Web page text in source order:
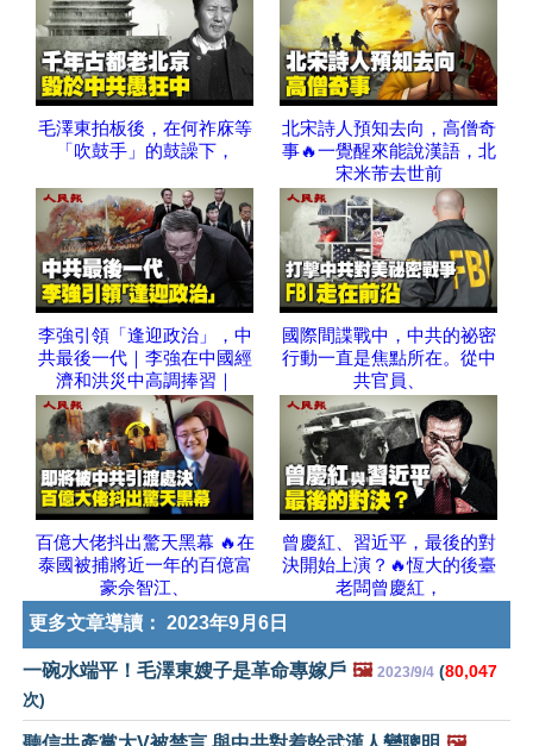
毛澤東拍板後，在何祚庥等
「吹鼓手」的鼓譟下，
北宋詩人預知去向，高僧奇
事🔥一覺醒來能說漢語，北
宋米芾去世前
李強引領「逢迎政治」，中
共最後一代｜李強在中國經
濟和洪災中高調捧習｜
國際間諜戰中，中共的祕密
行動一直是焦點所在。從中
共官員、
百億大佬抖出驚天黑幕 🔥在
泰國被捕將近一年的百億富
豪佘智江、
曾慶紅、習近平，最後的對
決開始上演？🔥恆大的後臺
老闆曾慶紅，
更多文章導讀： 2023年9月6日
一碗水端平！毛澤東嫂子是革命專嫁戶 🖼️ 2023/9/4 (80,047
次)